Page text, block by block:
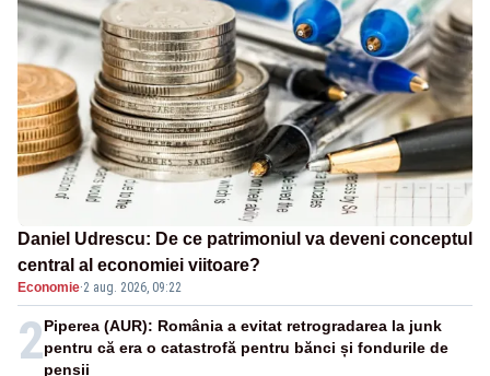
Daniel Udrescu: De ce patrimoniul va deveni conceptul
central al economiei viitoare?
Economie·2 aug. 2026, 09:22
2Piperea (AUR): România a evitat retrogradarea la junk
pentru că era o catastrofă pentru bănci și fondurile de
pensii